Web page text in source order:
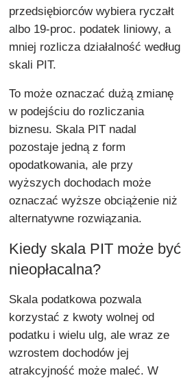
przedsiębiorców wybiera ryczałt
albo 19-proc. podatek liniowy, a
mniej rozlicza działalność według
skali PIT.
To może oznaczać dużą zmianę
w podejściu do rozliczania
biznesu. Skala PIT nadal
pozostaje jedną z form
opodatkowania, ale przy
wyższych dochodach może
oznaczać wyższe obciążenie niż
alternatywne rozwiązania.
Kiedy skala PIT może być
nieopłacalna?
Skala podatkowa pozwala
korzystać z kwoty wolnej od
podatku i wielu ulg, ale wraz ze
wzrostem dochodów jej
atrakcyjność może maleć. W